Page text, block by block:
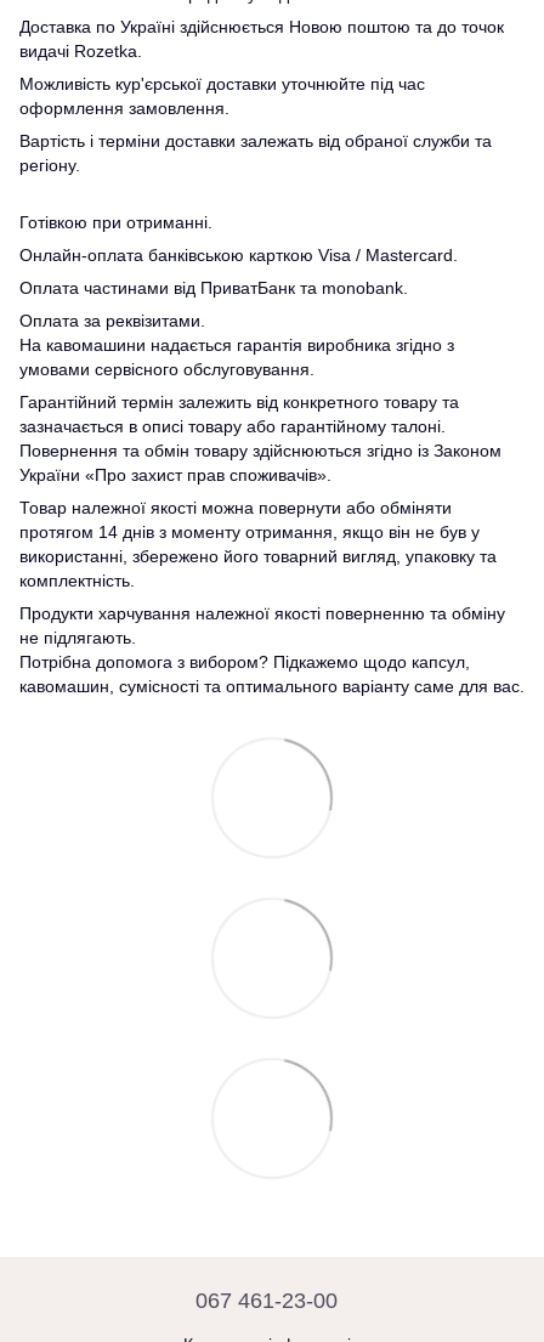
Доставка по Україні здійснюється Новою поштою та до точок
видачі Rozetka.
Можливість кур'єрської доставки уточнюйте під час
оформлення замовлення.
Вартість і терміни доставки залежать від обраної служби та
регіону.
Готівкою при отриманні.
Онлайн-оплата банківською карткою Visa / Mastercard.
Оплата частинами від ПриватБанк та monobank.
Оплата за реквізитами.
На кавомашини надається гарантія виробника згідно з
умовами сервісного обслуговування.
Гарантійний термін залежить від конкретного товару та
зазначається в описі товару або гарантійному талоні.
Повернення та обмін товару здійснюються згідно із Законом
України «Про захист прав споживачів».
Товар належної якості можна повернути або обміняти
протягом 14 днів з моменту отримання, якщо він не був у
використанні, збережено його товарний вигляд, упаковку та
комплектність.
Продукти харчування належної якості поверненню та обміну
не підлягають.
Потрібна допомога з вибором? Підкажемо щодо капсул,
кавомашин, сумісності та оптимального варіанту саме для вас.
067 461-23-00